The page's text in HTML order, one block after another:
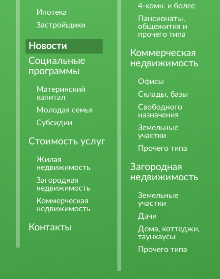
Ипотека
Застройщики
Новости
Социальные
программы
Материнский
капитал
Молодая семья
Субсидии
Стоимость услуг
Жилая
недвижимость
Загородная
недвижимость
Коммерческая
недвижимость
Контакты
4-комн. и более
Пансионаты,
общежития и
прочего типа
Коммерческая
недвижимость
Офисы
Склады, базы
Свободного
назначения
Земельные
участки
Прочего типа
Загородная
недвижимость
Земельные
участки
Дачи
Дома, коттеджи,
таунхаусы
Прочего типа